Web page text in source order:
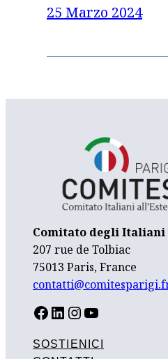
25 Marzo 2024
Comitato degli Italiani
207 rue de Tolbiac
75013 Paris, France
FACEBOOK LINKEDIN INSTAGRAM YOUTUBE
SOSTIENICI